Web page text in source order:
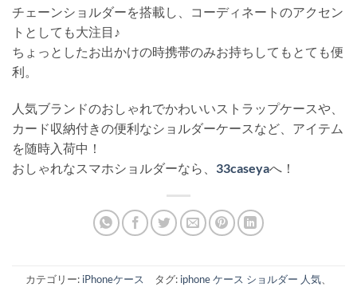
チェーンショルダーを搭載し、コーディネートのアクセン
トとしても大注目♪
ちょっとしたお出かけの時携帯のみお持ちしてもとても便
利。
人気ブランドのおしゃれでかわいいストラップケースや、
カード収納付きの便利なショルダーケースなど、アイテム
を随時入荷中！
おしゃれなスマホショルダーなら、 33caseyaへ！
カテゴリー: iPhoneケース タグ: iphone ケース ショルダー 人気